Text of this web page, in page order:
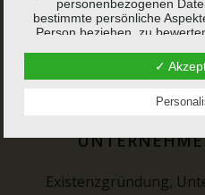
Existenzgründung,
personenbezogenen
bestimmte persönliche
Person beziehen, zu
persönlicher Vorlieben,
Verhalten, Aufenthaltsort oder
Pseudonymisierung ist die
mehr einer spezifischen
✓